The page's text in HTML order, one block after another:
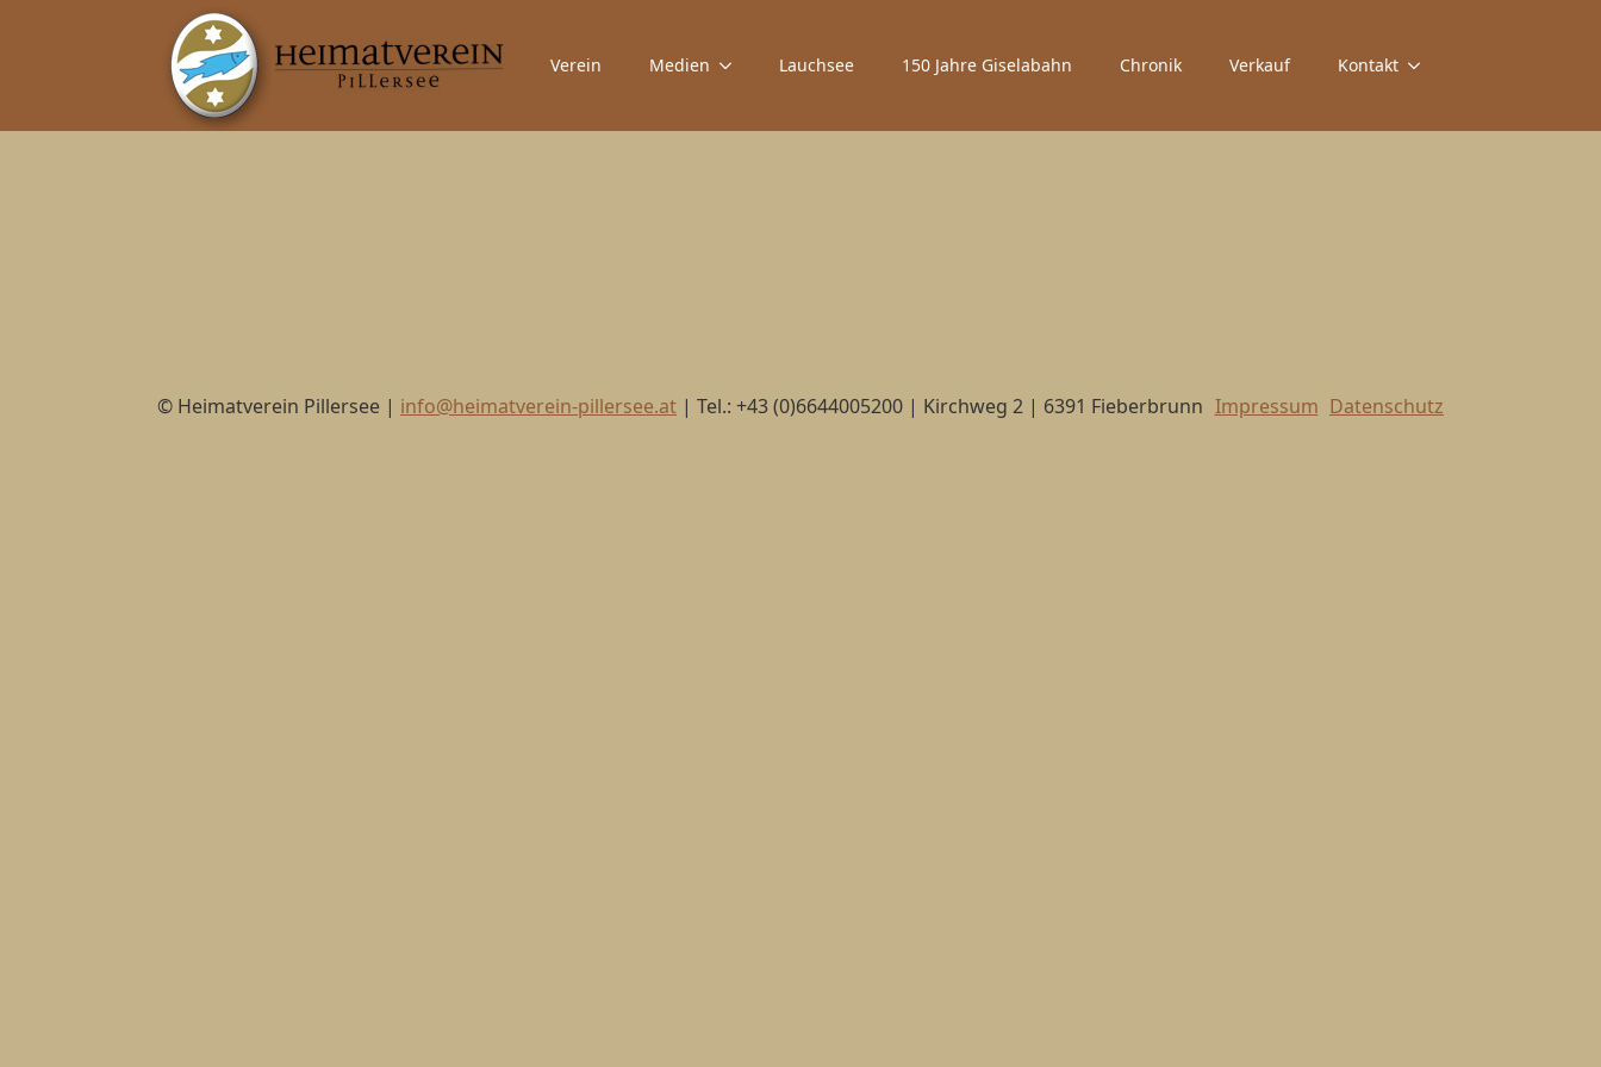
Verein Medien Lauchsee 150 Jahre Giselabahn Chronik Verkauf Kontakt
© Heimatverein Pillersee | info@heimatverein-pillersee.at | Tel.: +43 (0)6644005200 | Kirchweg 2 | 6391 Fieberbrunn Impressum Datenschutz